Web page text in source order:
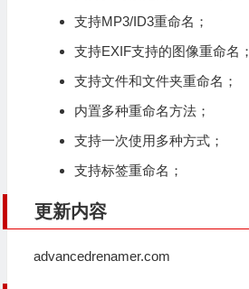
支持MP3/ID3重命名；
支持EXIF支持的图像重命名；
支持文件和文件夹重命名；
内置多种重命名方法；
支持一次使用多种方式；
支持标签重命名；
更新内容
advancedrenamer.com